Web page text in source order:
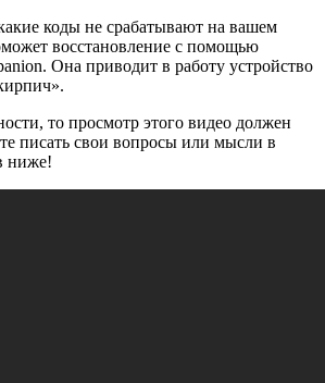
коды не срабатывают на вашем
восстановление с помощью
Она приводит в работу устройство
то просмотр этого видео должен
писать свои вопросы или мысли в
ниже!